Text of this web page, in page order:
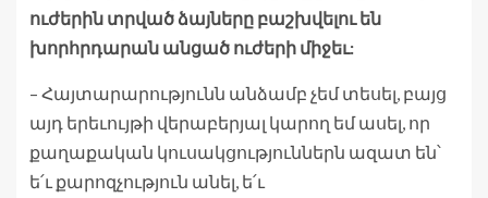
ուժերին տրված ձայները բաշխվելու են
խորհրդարան անցած ուժերի միջեւ:
– Հայտարարությունն անձամբ չեմ տեսել, բայց
այդ երեւույթի վերաբերյալ կարող եմ ասել, որ
քաղաքական կուսակցություններն ազատ են՝
ե՛ւ քարոզչություն անել, ե՛ւ